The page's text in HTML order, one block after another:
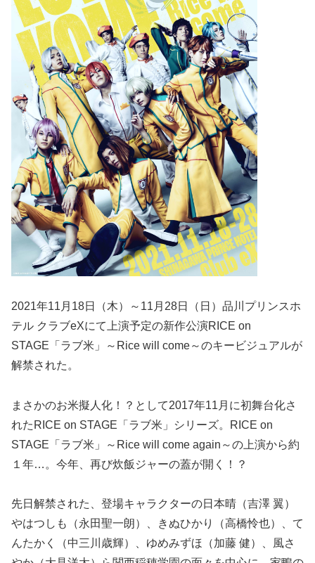
2021年11月18日（木）～11月28日（日）品川プリンスホ
テル クラブeXにて上演予定の新作公演RICE on
STAGE「ラブ米」～Rice will come～のキービジュアルが
解禁された。
まさかのお米擬人化！？として2017年11月に初舞台化さ
れたRICE on STAGE「ラブ米」シリーズ。RICE on
STAGE「ラブ米」～Rice will come again～の上演から約
１年…。今年、再び炊飯ジャーの蓋が開く！？
先日解禁された、登場キャラクターの日本晴（吉澤 翼）
やはつしも（永田聖一朗）、きぬひかり（高橋怜也）、て
んたかく（中三川歳輝）、ゆめみずほ（加藤 健）、風さ